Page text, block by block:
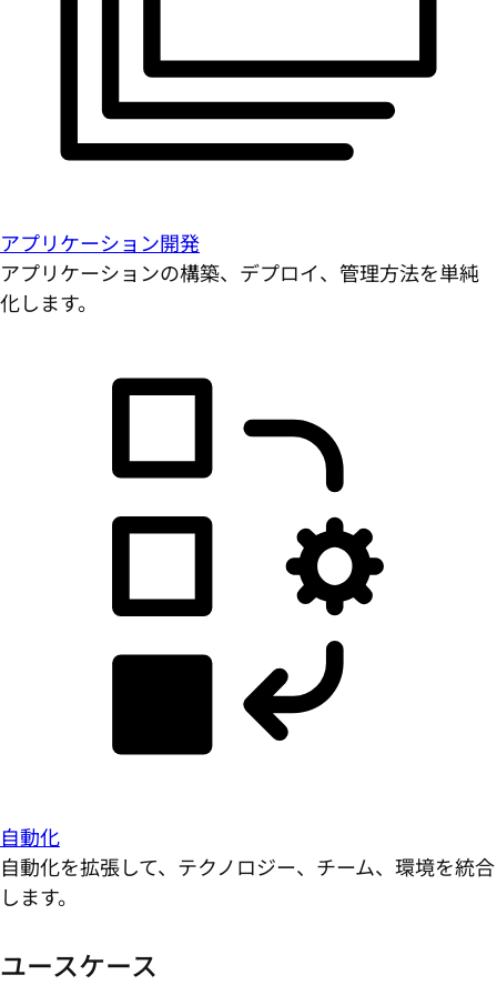
アプリケーション開発
アプリケーションの構築、デプロイ、管理方法を単純
化します。
自動化
自動化を拡張して、テクノロジー、チーム、環境を統合
します。
ユースケース